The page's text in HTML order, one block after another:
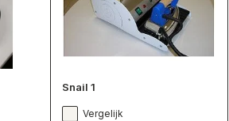
Snail 1
Vergelijk